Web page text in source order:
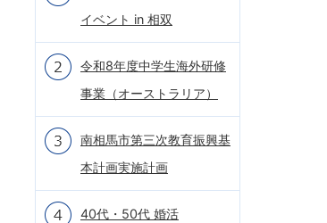
イベント in 相双
令和8年度中学生海外研修
事業（オーストラリア）
南相馬市第三次教育振興基
本計画実施計画
40代・50代 婚活